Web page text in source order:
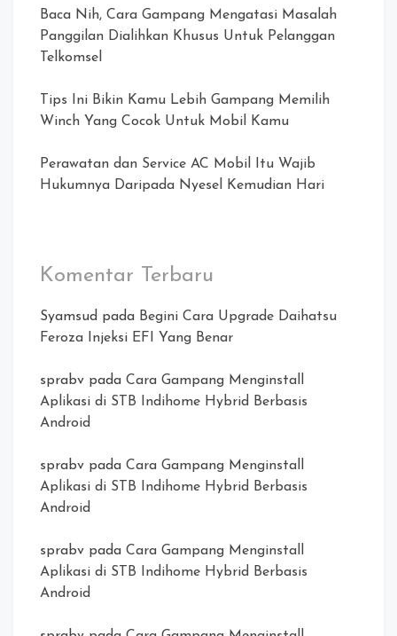
Baca Nih, Cara Gampang Mengatasi Masalah
Panggilan Dialihkan Khusus Untuk Pelanggan
Telkomsel
Tips Ini Bikin Kamu Lebih Gampang Memilih
Winch Yang Cocok Untuk Mobil Kamu
Perawatan dan Service AC Mobil Itu Wajib
Hukumnya Daripada Nyesel Kemudian Hari
Komentar Terbaru
Syamsud pada Begini Cara Upgrade Daihatsu
Feroza Injeksi EFI Yang Benar
sprabv pada Cara Gampang Menginstall
Aplikasi di STB Indihome Hybrid Berbasis
Android
sprabv pada Cara Gampang Menginstall
Aplikasi di STB Indihome Hybrid Berbasis
Android
sprabv pada Cara Gampang Menginstall
Aplikasi di STB Indihome Hybrid Berbasis
Android